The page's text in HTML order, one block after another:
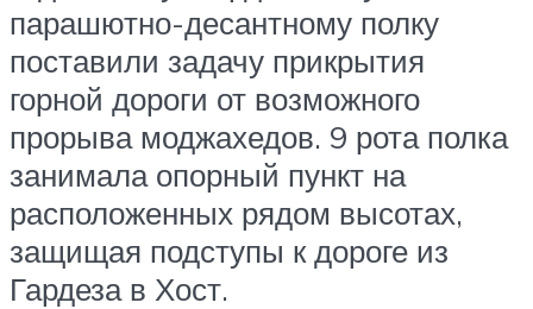
парашютно-десантному полку
поставили задачу прикрытия
горной дороги от возможного
прорыва моджахедов. 9 рота полка
занимала опорный пункт на
расположенных рядом высотах,
защищая подступы к дороге из
Гардеза в Хост.